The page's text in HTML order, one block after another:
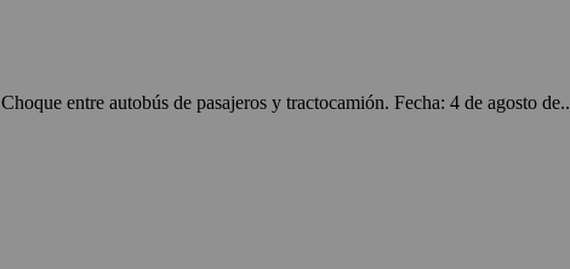
entre autobús de pasajeros y tractocamión. Fecha: 4 de agosto